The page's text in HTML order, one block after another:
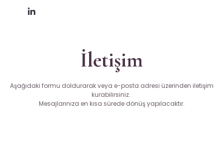
İletişim
Aşağıdaki formu doldurarak veya e-posta adresi üzerinden iletişim
kurabilirsiniz.
Mesajlarınıza en kısa sürede dönüş yapılacaktır.